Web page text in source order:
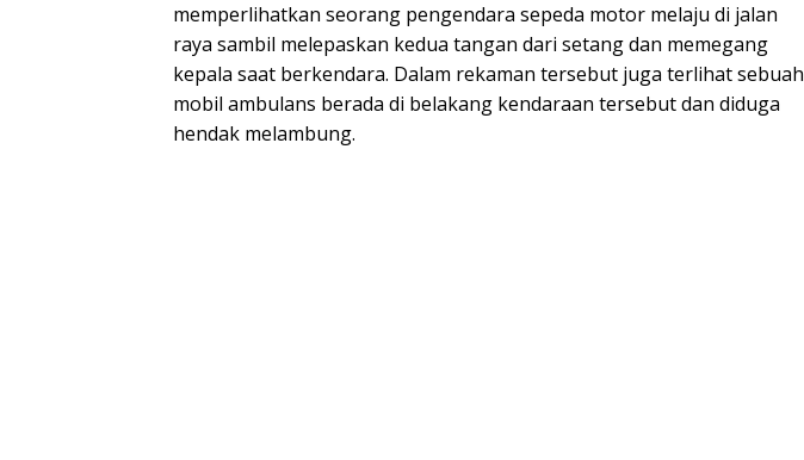
memperlihatkan seorang pengendara sepeda motor melaju di jalan
raya sambil melepaskan kedua tangan dari setang dan memegang
kepala saat berkendara. Dalam rekaman tersebut juga terlihat sebuah
mobil ambulans berada di belakang kendaraan tersebut dan diduga
hendak melambung.